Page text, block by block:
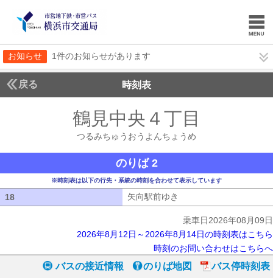
お知らせ 1件のお知らせがあります
戻る 時刻表
鶴見中央４丁目
つるみちゅうおうよんちょうめ
のりば 2
※時刻表は以下の行先・系統の時刻を合わせて表示しています
18 矢向駅前ゆき
乗車日2026年08月09日
2026年8月12日～2026年8月14日の時刻表はこちら
時刻のお問い合わせはこちらへ
バスの接近情報 のりば地図
バス停時刻表